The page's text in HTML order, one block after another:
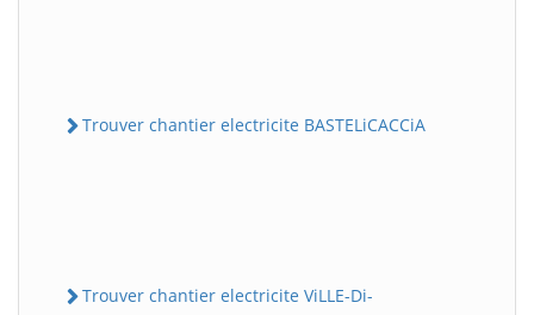
Trouver chantier electricite BASTELiCACCiA
Trouver chantier electricite ViLLE-Di-